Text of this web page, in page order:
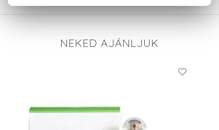
NEKED AJÁNLJUK